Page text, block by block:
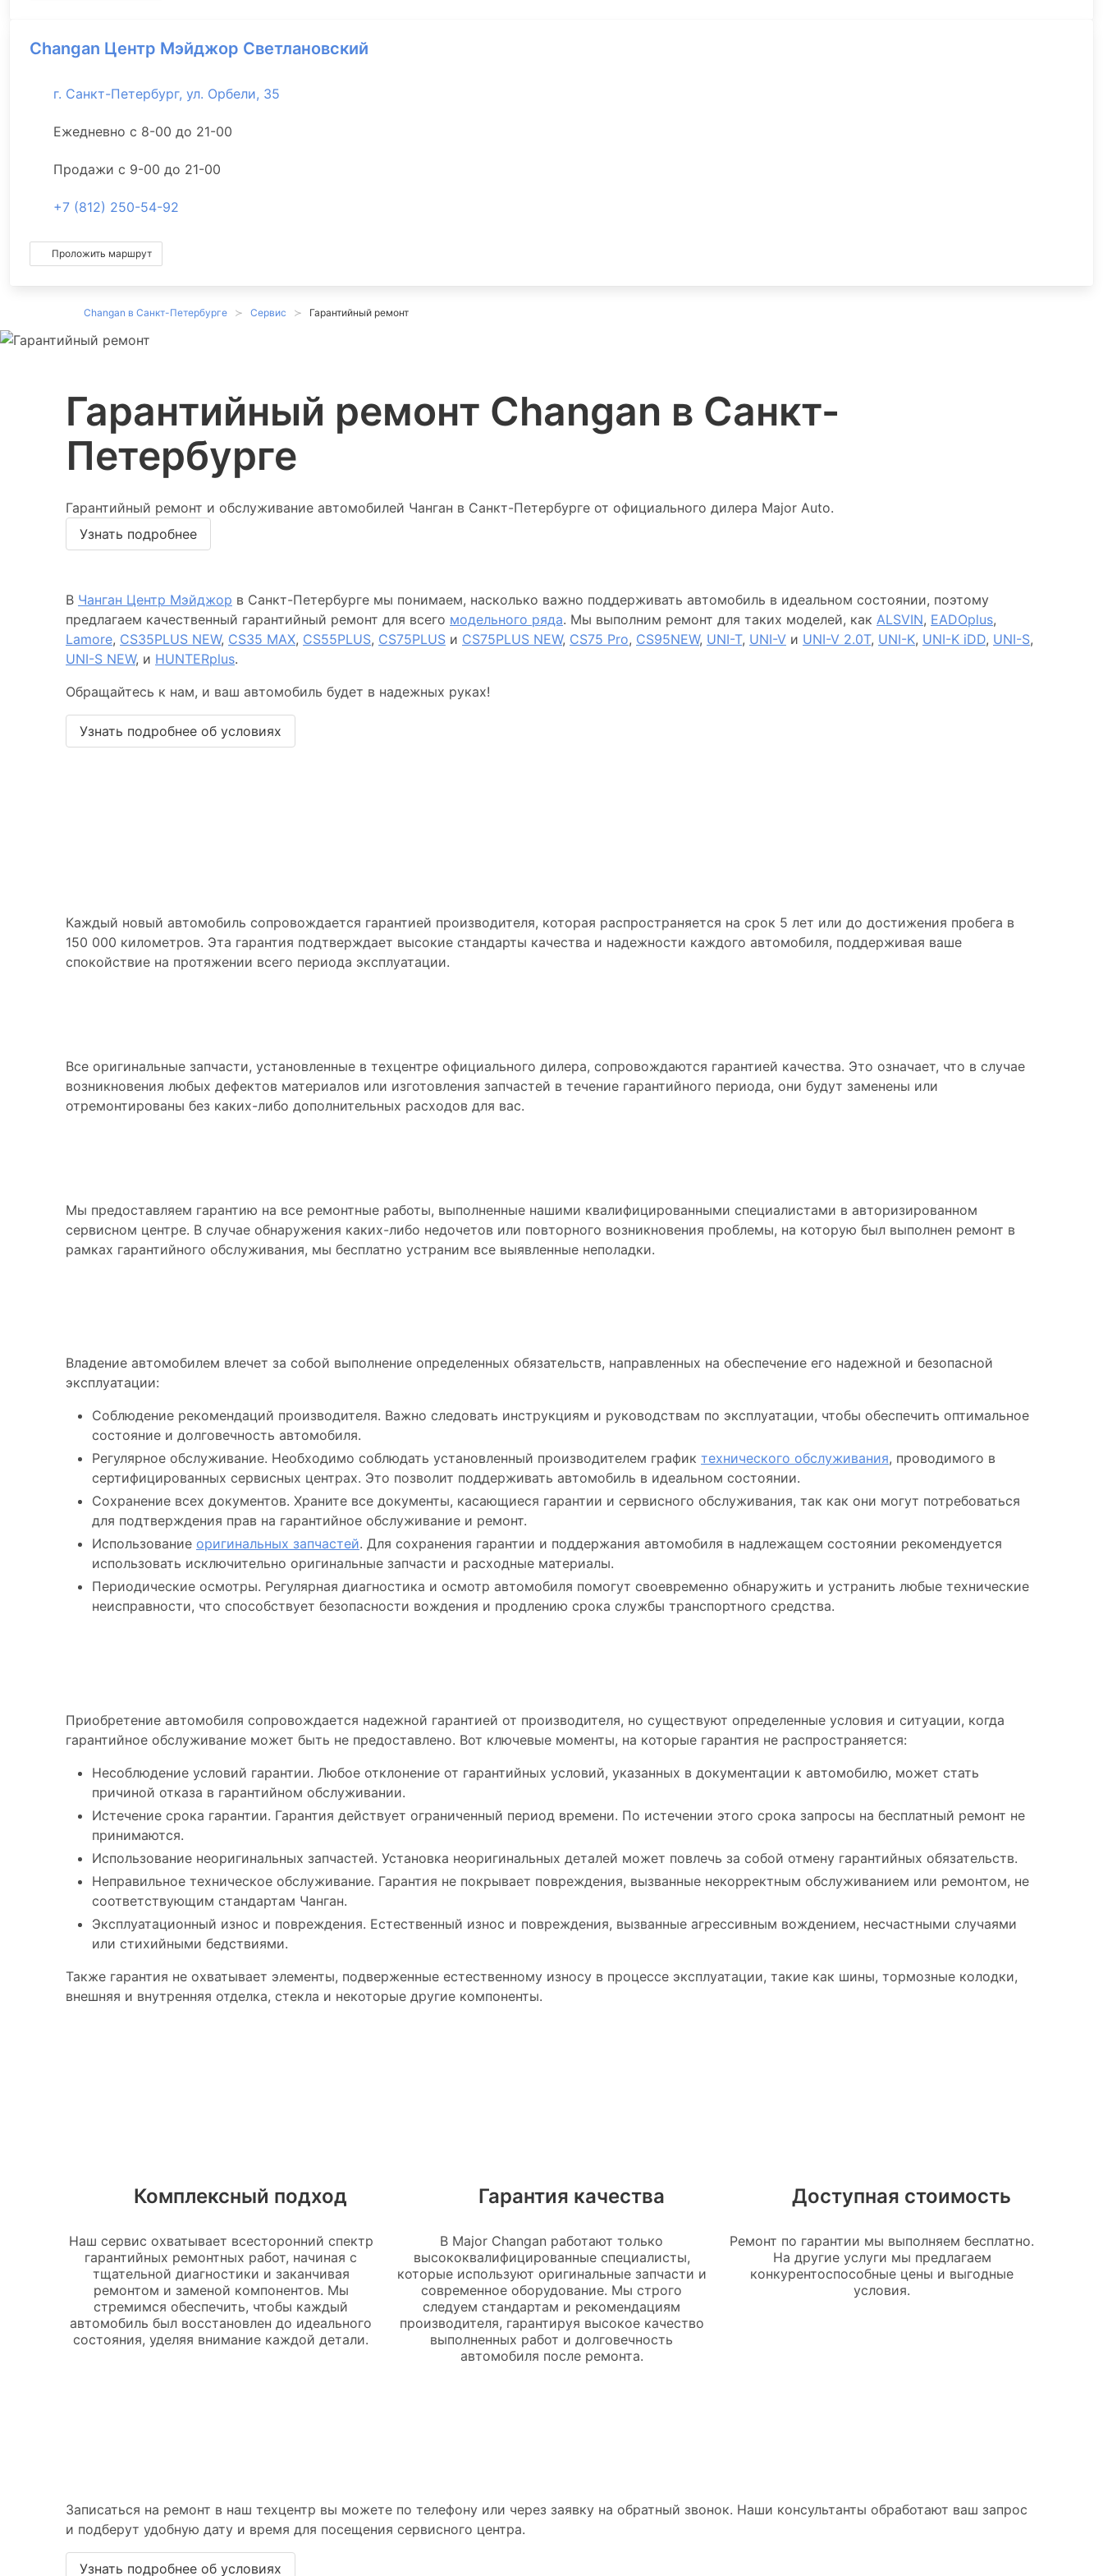
Changan Центр Мэйджор Светлановский
г. Санкт-Петербург, ул. Орбели, 35
Ежедневно с 8-00 до 21-00
Продажи с 9-00 до 21-00
+7 (812) 250-54-92
Проложить маршрут
Changan в Санкт-Петербурге Сервис Гарантийный ремонт
Гарантийный ремонт Changan в Санкт-
Петербурге
Гарантийный ремонт и обслуживание автомобилей Чанган в Санкт-Петербурге от официального дилера Major Auto.
Узнать подробнее
В Чанган Центр Мэйджор в Санкт-Петербурге мы понимаем, насколько важно поддерживать автомобиль в идеальном состоянии, поэтому
предлагаем качественный гарантийный ремонт для всего модельного ряда. Мы выполним ремонт для таких моделей, как ALSVIN, EADOplus,
Lamore, CS35PLUS NEW, CS35 MAX, CS55PLUS, CS75PLUS и CS75PLUS NEW, CS75 Pro, CS95NEW, UNI-T, UNI-V и UNI-V 2.0T, UNI-K, UNI-K iDD, UNI-S,
UNI-S NEW, и HUNTERplus.
Обращайтесь к нам, и ваш автомобиль будет в надежных руках!
Узнать подробнее об условиях
Каждый новый автомобиль сопровождается гарантией производителя, которая распространяется на срок 5 лет или до достижения пробега в
150 000 километров. Эта гарантия подтверждает высокие стандарты качества и надежности каждого автомобиля, поддерживая ваше
спокойствие на протяжении всего периода эксплуатации.
Все оригинальные запчасти, установленные в техцентре официального дилера, сопровождаются гарантией качества. Это означает, что в случае
возникновения любых дефектов материалов или изготовления запчастей в течение гарантийного периода, они будут заменены или
отремонтированы без каких-либо дополнительных расходов для вас.
Мы предоставляем гарантию на все ремонтные работы, выполненные нашими квалифицированными специалистами в авторизированном
сервисном центре. В случае обнаружения каких-либо недочетов или повторного возникновения проблемы, на которую был выполнен ремонт в
рамках гарантийного обслуживания, мы бесплатно устраним все выявленные неполадки.
Владение автомобилем влечет за собой выполнение определенных обязательств, направленных на обеспечение его надежной и безопасной
эксплуатации:
Соблюдение рекомендаций производителя. Важно следовать инструкциям и руководствам по эксплуатации, чтобы обеспечить оптимальное
состояние и долговечность автомобиля.
Регулярное обслуживание. Необходимо соблюдать установленный производителем график технического обслуживания, проводимого в
сертифицированных сервисных центрах. Это позволит поддерживать автомобиль в идеальном состоянии.
Сохранение всех документов. Храните все документы, касающиеся гарантии и сервисного обслуживания, так как они могут потребоваться
для подтверждения прав на гарантийное обслуживание и ремонт.
Использование оригинальных запчастей. Для сохранения гарантии и поддержания автомобиля в надлежащем состоянии рекомендуется
использовать исключительно оригинальные запчасти и расходные материалы.
Периодические осмотры. Регулярная диагностика и осмотр автомобиля помогут своевременно обнаружить и устранить любые технические
неисправности, что способствует безопасности вождения и продлению срока службы транспортного средства.
Приобретение автомобиля сопровождается надежной гарантией от производителя, но существуют определенные условия и ситуации, когда
гарантийное обслуживание может быть не предоставлено. Вот ключевые моменты, на которые гарантия не распространяется:
Несоблюдение условий гарантии. Любое отклонение от гарантийных условий, указанных в документации к автомобилю, может стать
причиной отказа в гарантийном обслуживании.
Истечение срока гарантии. Гарантия действует ограниченный период времени. По истечении этого срока запросы на бесплатный ремонт не
принимаются.
Использование неоригинальных запчастей. Установка неоригинальных деталей может повлечь за собой отмену гарантийных обязательств.
Неправильное техническое обслуживание. Гарантия не покрывает повреждения, вызванные некорректным обслуживанием или ремонтом, не
соответствующим стандартам Чанган.
Эксплуатационный износ и повреждения. Естественный износ и повреждения, вызванные агрессивным вождением, несчастными случаями
или стихийными бедствиями.
Также гарантия не охватывает элементы, подверженные естественному износу в процессе эксплуатации, такие как шины, тормозные колодки,
внешняя и внутренняя отделка, стекла и некоторые другие компоненты.
Комплексный подход
Наш сервис охватывает всесторонний спектр
гарантийных ремонтных работ, начиная с
тщательной диагностики и заканчивая
ремонтом и заменой компонентов. Мы
стремимся обеспечить, чтобы каждый
автомобиль был восстановлен до идеального
состояния, уделяя внимание каждой детали.
Гарантия качества
В Major Changan работают только
высококвалифицированные специалисты,
которые используют оригинальные запчасти и
современное оборудование. Мы строго
следуем стандартам и рекомендациям
производителя, гарантируя высокое качество
выполненных работ и долговечность
автомобиля после ремонта.
Доступная стоимость
Ремонт по гарантии мы выполняем бесплатно.
На другие услуги мы предлагаем
конкурентоспособные цены и выгодные
условия.
Записаться на ремонт в наш техцентр вы можете по телефону или через заявку на обратный звонок. Наши консультанты обработают ваш запрос
и подберут удобную дату и время для посещения сервисного центра.
Узнать подробнее об условиях